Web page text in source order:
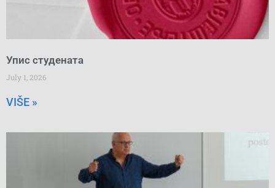
Упис студената
July 1, 2026
VIŠE »